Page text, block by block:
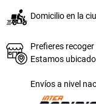
Domicilio en la
Prefieres
Estamos
Envíos a nivel